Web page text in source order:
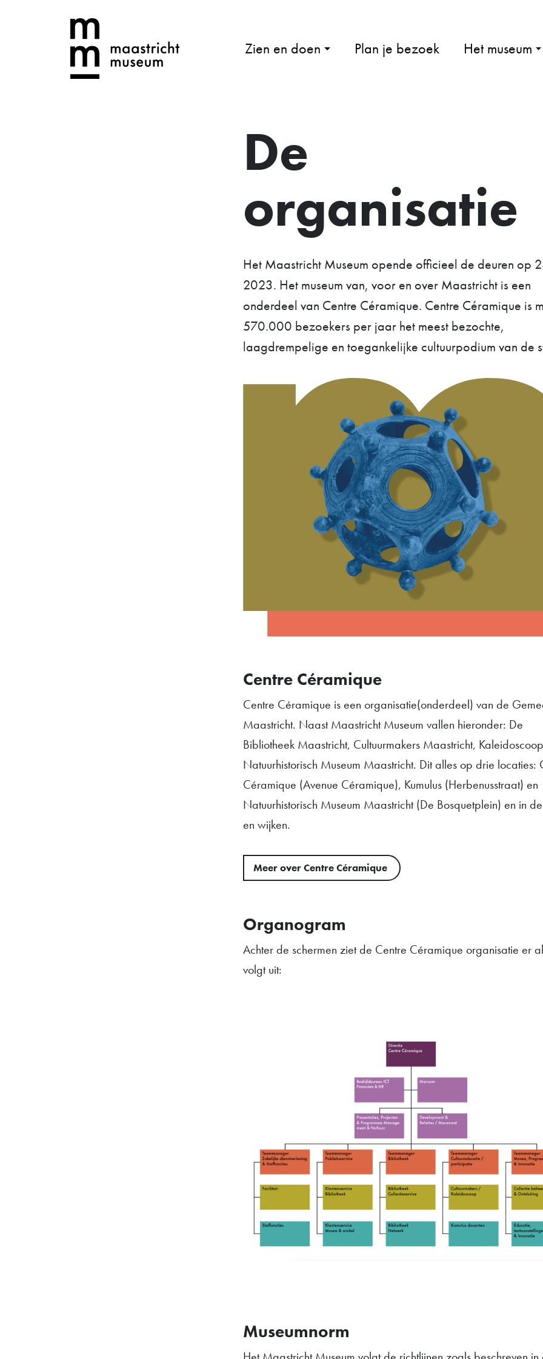
Zien en doen Plan je bezoek Het museum
De
organisatie
Het Maastricht Museum opende officieel de deuren op
2023. Het museum van, voor en over Maastricht is een
onderdeel van Centre Céramique. Centre Céramique is
570.000 bezoekers per jaar het meest bezochte,
laagdrempelige en toegankelijke cultuurpodium van de
Centre Céramique
Centre Céramique is een organisatie(onderdeel) van de
Maastricht. Naast Maastricht Museum vallen hieronder: De
Bibliotheek Maastricht, Cultuurmakers Maastricht,
Natuurhistorisch Museum Maastricht. Dit alles op drie locaties:
Céramique (Avenue Céramique), Kumulus (Herbenusstraat) en
Natuurhistorisch Museum Maastricht (De Bosquetplein) en in
en wijken.
Meer over Centre Céramique
Organogram
Achter de schermen ziet de Centre Céramique organisatie er
volgt uit:
Museumnorm